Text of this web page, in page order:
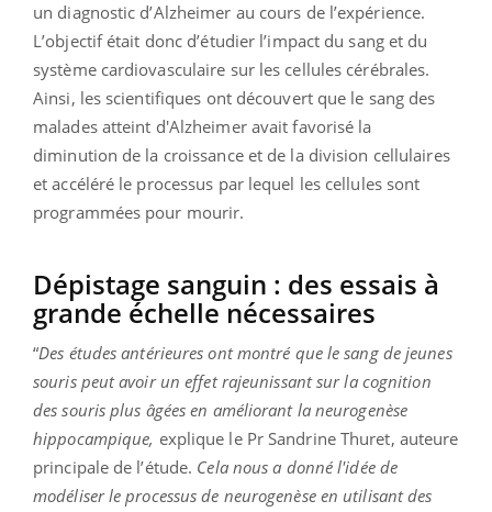
un diagnostic d’Alzheimer au cours de l’expérience.
L’objectif était donc d’étudier l’impact du sang et du
système cardiovasculaire sur les cellules cérébrales.
Ainsi, les scientifiques ont découvert que le sang des
malades atteint d'Alzheimer avait favorisé la
diminution de la croissance et de la division cellulaires
et accéléré le processus par lequel les cellules sont
programmées pour mourir.
Dépistage sanguin : des essais à
grande échelle nécessaires
“Des études antérieures ont montré que le sang de jeunes
souris peut avoir un effet rajeunissant sur la cognition
des souris plus âgées en améliorant la neurogenèse
hippocampique, explique le Pr Sandrine Thuret, auteure
principale de l’étude. Cela nous a donné l'idée de
modéliser le processus de neurogenèse en utilisant des